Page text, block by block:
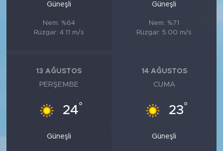
Güneşli
Nem: %64
Rüzgar: 4.11 m/s
Güneşli
Nem: %71
Rüzgar: 5.00 m/s
13 AĞUSTOS
PERŞEMBE
24°
Güneşli
14 AĞUSTOS
CUMA
23°
Güneşli